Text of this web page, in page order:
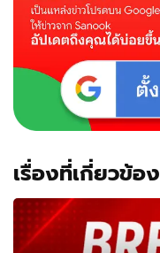
เรื่องที่เกี่ยวข้อง